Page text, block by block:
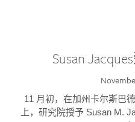
Susan
11 月初，在加州卡尔斯巴
上，研究院授予 Susan M.